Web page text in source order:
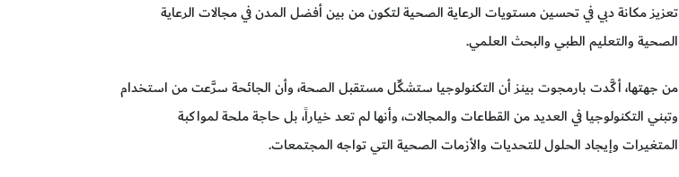
تعزيز مكانة دبي في تحسين مستويات الرعاية الصحية لتكون من بين أفضل المدن في مجالات الرعاية
الصحية والتعليم الطبي والبحث العلمي.
من جهتها، أكَّدت بارمجوت بينز أن التكنولوجيا ستشكِّل مستقبل الصحة، وأن الجائحة سرَّعت من استخدام
وتبني التكنولوجيا في العديد من القطاعات والمجالات، وأنها لم تعد خياراً، بل حاجة ملحة لمواكبة
المتغيرات وإيجاد الحلول للتحديات والأزمات الصحية التي تواجه المجتمعات.